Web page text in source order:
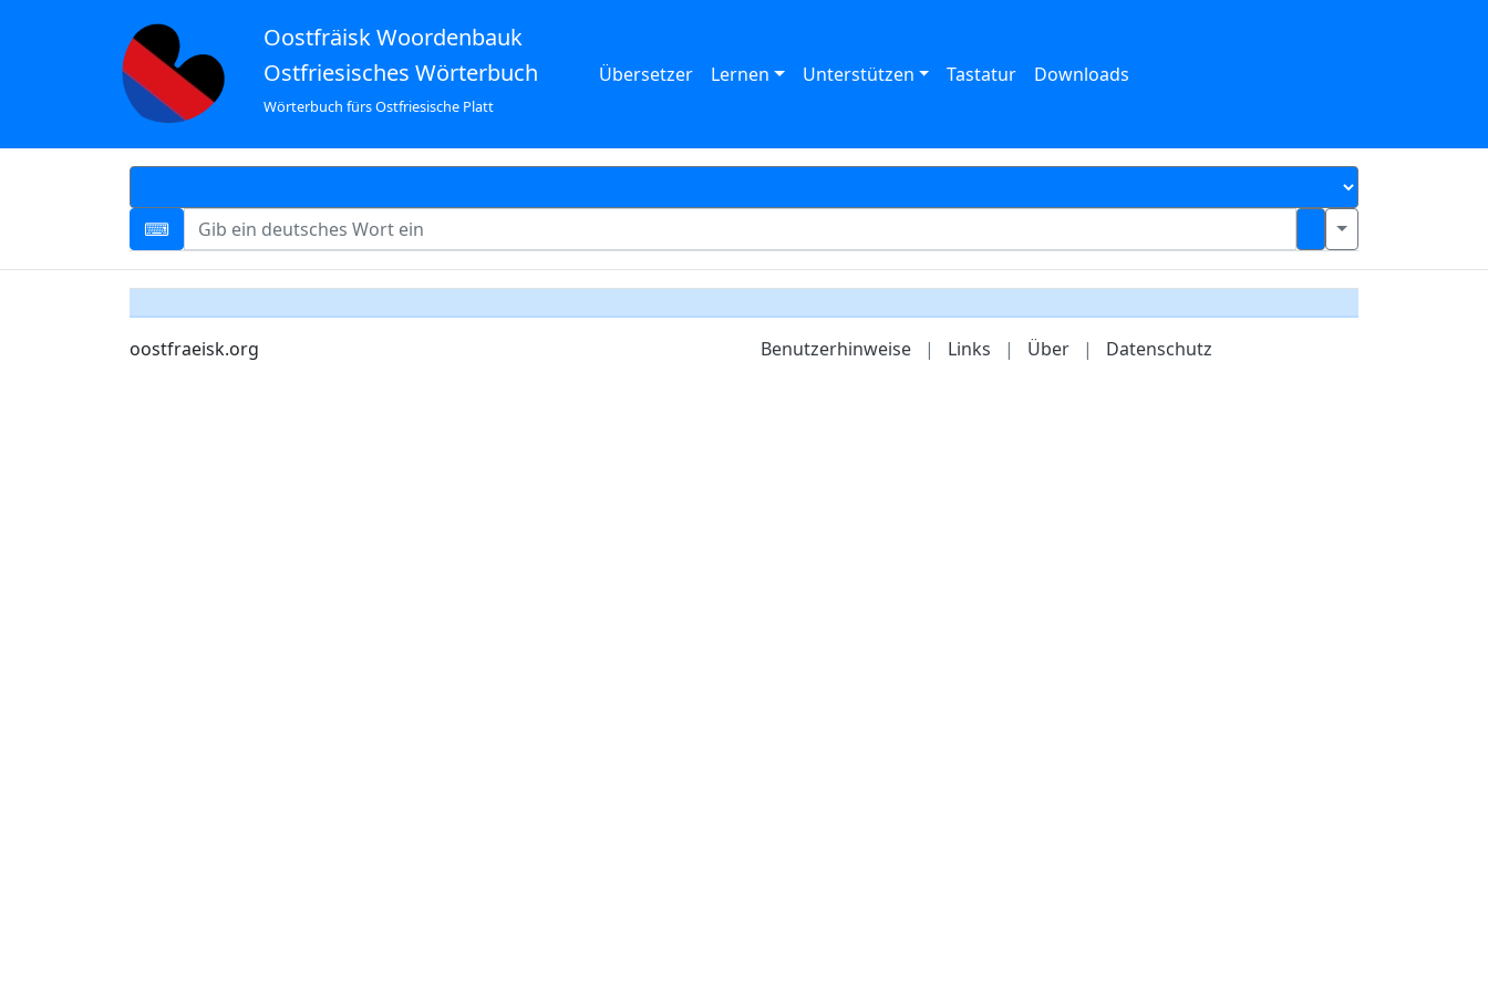
Oostfräisk Woordenbauk
Ostfriesisches Wörterbuch
Wörterbuch fürs Ostfriesische Platt
Übersetzer Lernen Unterstützen Tastatur Downloads
oostfraeisk.org Benutzerhinweise | Links | Über | Datenschutz